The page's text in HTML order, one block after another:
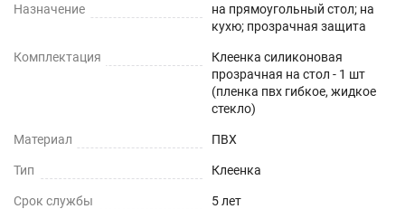
ПОДГОТОВКА К ИСПОЛЬЗОВАНИЮ
Назначение
на прямоугольный стол; на
кухю; прозрачная защита
Комплектация
Клеенка силиконовая
прозрачная на стол - 1 шт
(пленка пвх гибкое, жидкое
стекло)
Материал ПВХ
Тип Клеенка
Срок службы 5 лет